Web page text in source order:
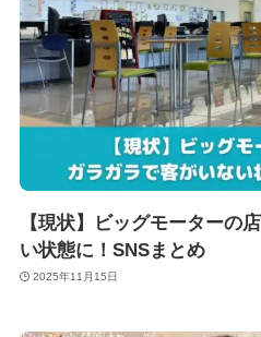
【現状】ビッグモーターの
い状態に！SNSまとめ
2025年11月15日